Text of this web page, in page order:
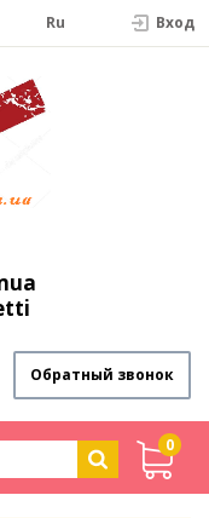
Ru Вход
Обратный звонок
0